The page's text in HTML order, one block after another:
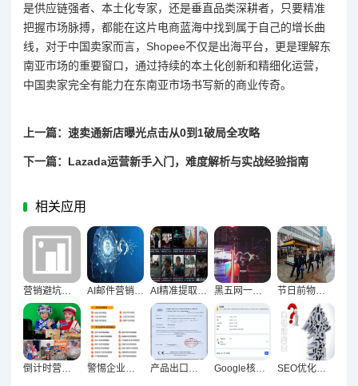
是供应链强者、本土化专家，还是垂直品类深耕者，只要精准
把握市场脉搏，都能在这片电商蓝海中找到属于自己的增长曲
线，对于中国卖家而言，Shopee不仅是出海平台，更是理解东
南亚市场的重要窗口，通过持续的本土化创新和精细化运营，
中国卖家完全有能力在东南亚市场书写新的商业传奇。
上一篇：速卖通新店曝光点击从0到1破局全攻略
下一篇：Lazada运营新手入门，难度解析与实战经验指南
相关应用
营销避坑，精准识破低质量批量文章陷阱指南 AI邮件营销革命，智能优化内容实现精准转化 AI精准提取海量评论真实需求的核心路径 黑五网一后二次转化突围，全域营销闭环深度策略解析 节日前物流延误预警，构建全链路沟通体系的高效告知实战指南
倒计时营销与下单率，稀缺效应下的消费心理博弈 警惕企业法律红线，产品图文案侵权风险深度解析 产品出口必知，需提前确认的关键认证清单 Google核心更新后电商网站内容与技术双维优化调整全攻略 SEO优化密钥，关键词密度控制的平衡之道